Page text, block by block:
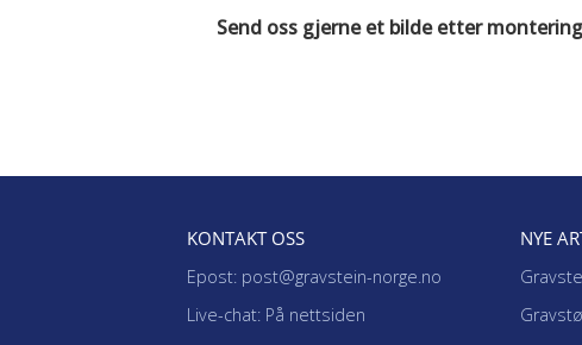
Send oss gjerne et bilde etter
KONTAKT OSS
Epost: post@gravstein-norge.no
Live-chat: På nettsiden
NYE